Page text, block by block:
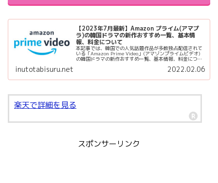
【2023年7月最新】Amazon プライム(アマプ
ラ)の韓国ドラマの新作おすすめ一覧、基本情
報、料金について
本記事では、韓国での人気話題作品が多数独占配信されて
いる「Amazon Prime Video」(アマゾンプライムビデオ)
の韓国ドラマの新作おすすめ一覧、基本情報、料金につい
inutotabisuru.net 2022.02.06
楽天で詳細を見る
スポンサーリンク